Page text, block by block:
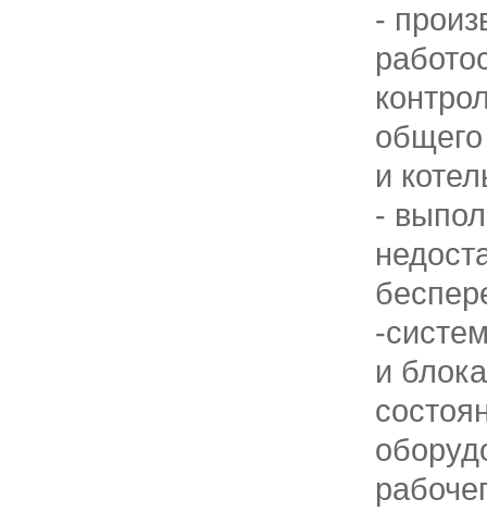
-
общего
и
-
-
и